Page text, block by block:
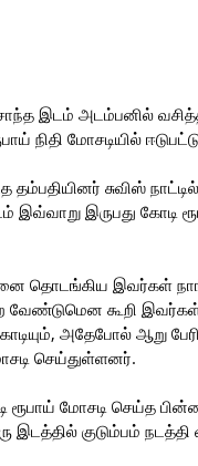
இடம் அடம்பனில் வசித்த
நிதி மோசடியில்
சுவிஸ்
இவ்வாறு இருபது கோடி
தொடங்கிய இவர்கள்
வேண்டுமென கூறி
அதேபோல் ஆறு
செய்துள்ளனர்.
ரூபாய் மோசடி செய்த
இடத்தில் குடும்பம்